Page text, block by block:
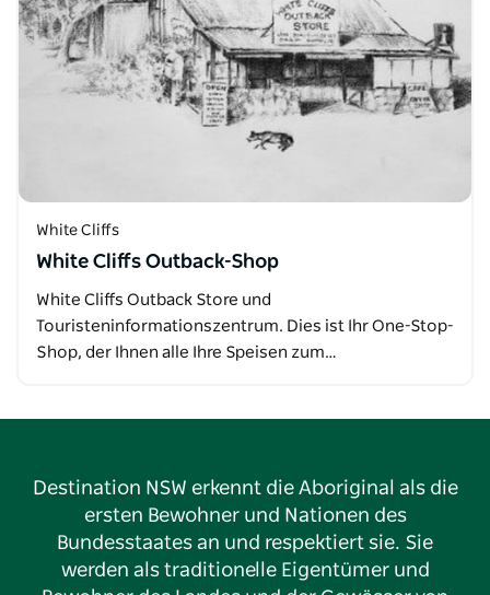
White Cliffs
White Cliffs Outback-Shop
White Cliffs Outback Store und
Touristeninformationszentrum. Dies ist Ihr One-Stop-
Shop, der Ihnen alle Ihre Speisen zum…
Destination NSW erkennt die Aboriginal als die
ersten Bewohner und Nationen des
Bundesstaates an und respektiert sie. Sie
werden als traditionelle Eigentümer und